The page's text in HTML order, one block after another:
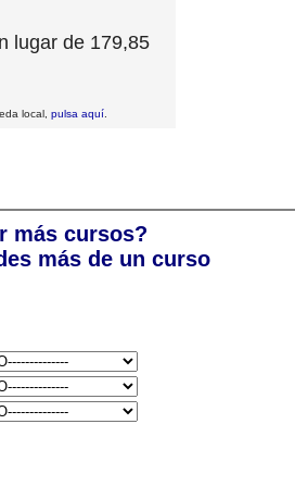
lugar de 179,85
local, pulsa aquí
más cursos?
más de un curso